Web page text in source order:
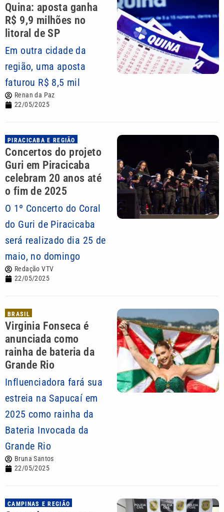
Quina: aposta ganha
R$ 9,9 milhões no
litoral de SP
Em outra cidade da
região, uma aposta
faturou R$ 8,5 mil
Renan da Paz
22/05/2025
PIRACICABA E REGIÃO
Concertos do projeto
Guri em Piracicaba
celebram 20 anos até
o fim de 2025
O 1º Concerto do Coral
do Guri de Piracicaba
será realizado dia 25 de
maio, no domingo
Redação VTV
22/05/2025
BRASIL
Virginia Fonseca é
anunciada como
rainha de bateria da
Grande Rio
Influenciadora fará sua
estreia na Sapucaí em
2025 como rainha da
Bateria Invocada da
Grande Rio
Bruna Santos
22/05/2025
CAMPINAS E REGIÃO